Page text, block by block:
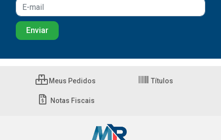
Meus Pedidos Títulos
Notas Fiscais